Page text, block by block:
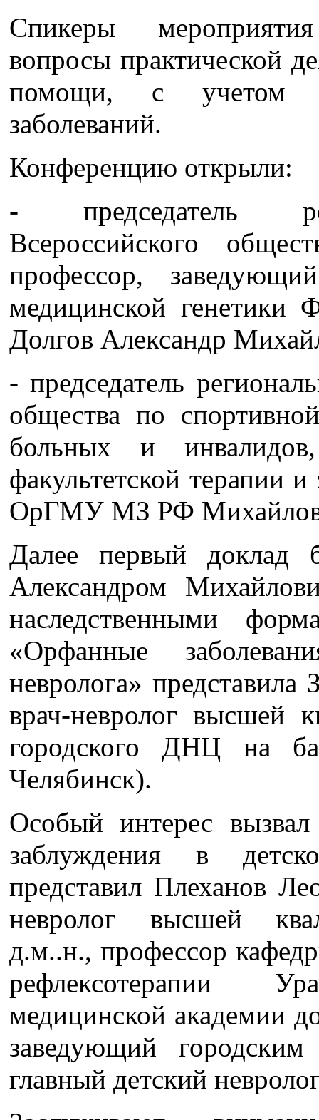
Спикеры
вопросы практической
помощи, с учетом
заболеваний.
Конференцию открыли:
- председатель
Всероссийского
профессор,
медицинской
Долгов Александр
- председатель
общества по
больных и
факультетской
ОрГМУ МЗ РФ Михайлов
Далее первый доклад
Александром
наследственными
«Орфанные
невролога»
врач-невролог высшей
городского ДНЦ на
Челябинск).
Особый интерес вызвал
заблуждения в
представил Плеханов
невролог высшей
д.м..н., профессор
рефлексотерапии
медицинской академии
заведующий городским
главный детский